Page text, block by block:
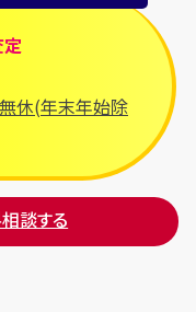
無休(年末年始除
談する